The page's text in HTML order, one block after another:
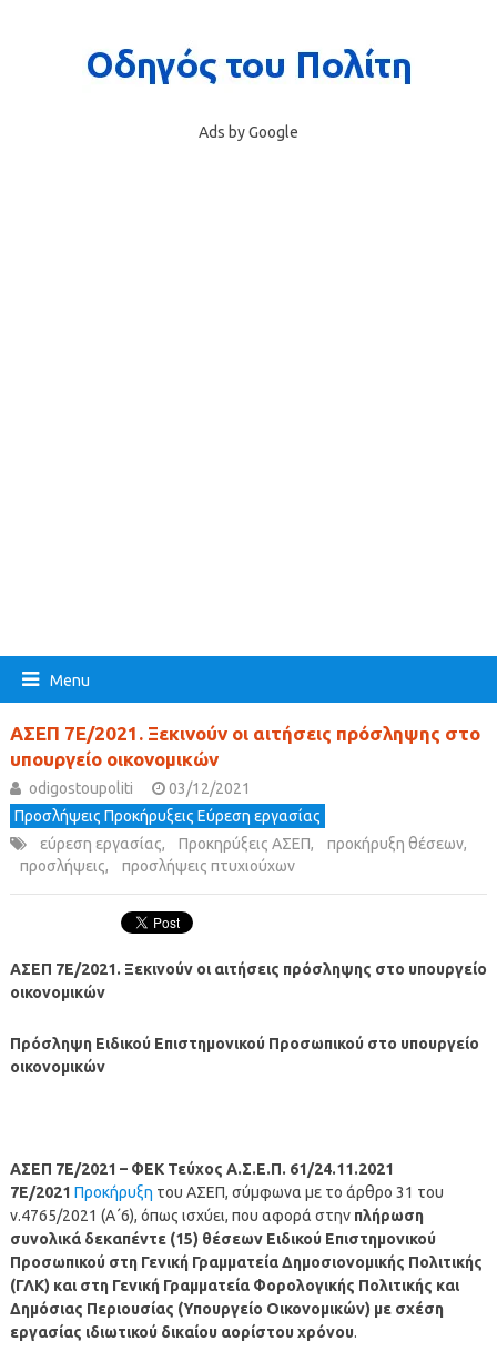
Ads by Google
Menu
ΑΣΕΠ 7Ε/2021. Ξεκινούν οι αιτήσεις πρόσληψης στο
υπουργείο οικονομικών
odigostoupoliti
03/12/2021
Προσλήψεις Προκήρυξεις Εύρεση εργασίας
εύρεση εργασίας, Προκηρύξεις ΑΣΕΠ, προκήρυξη θέσεων,
προσλήψεις, προσλήψεις πτυχιούχων
ΑΣΕΠ 7Ε/2021. Ξεκινούν οι αιτήσεις πρόσληψης στο υπουργείο
οικονομικών
Πρόσληψη Ειδικού Επιστημονικού Προσωπικού στο υπουργείο
οικονομικών
ΑΣΕΠ 7Ε/2021 – ΦΕΚ Τεύχος Α.Σ.Ε.Π. 61/24.11.2021
7Ε/2021 Προκήρυξη του ΑΣΕΠ, σύμφωνα με το άρθρο 31 του
ν.4765/2021 (Α΄6), όπως ισχύει, που αφορά στην πλήρωση
συνολικά δεκαπέντε (15) θέσεων Ειδικού Επιστημονικού
Προσωπικού στη Γενική Γραμματεία Δημοσιονομικής Πολιτικής
(ΓΛΚ) και στη Γενική Γραμματεία Φορολογικής Πολιτικής και
Δημόσιας Περιουσίας (Υπουργείο Οικονομικών) με σχέση
εργασίας ιδιωτικού δικαίου αορίστου χρόνου.